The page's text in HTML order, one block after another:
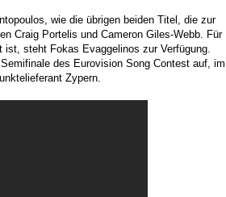
wie die übrigen beiden Titel, die zur
Craig Portelis und Cameron Giles-Webb. Für
steht Fokas Evaggelinos zur Verfügung.
des Eurovision Song Contest auf, im
Zypern.